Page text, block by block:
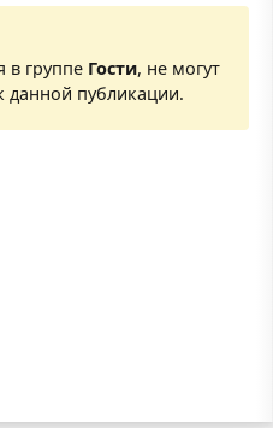
в группе Гости, не могут
данной публикации.